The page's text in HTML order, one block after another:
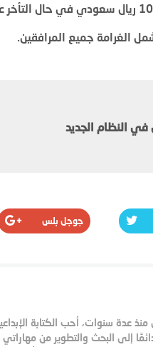
يجب مراعاة الالتزام بموعد المغادرة، حيث تقرر وزارة الداخلية غرامة قدرها 1000 ريال سعودي في حال
النظام الجديد
جوجل بلس
عدة سنوات، أحب الكتابة
إلى البحث والتطوير من مهاراتي